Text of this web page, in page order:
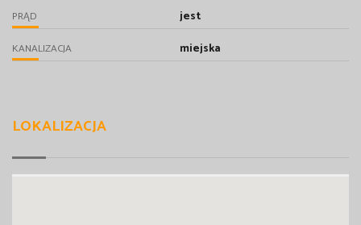
PRĄD jest
KANALIZACJA miejska
LOKALIZACJA